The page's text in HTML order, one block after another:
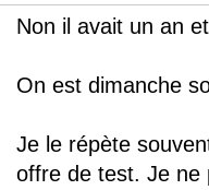
Non il avait un an
On est dimanche
Je le répète
offre de test. Je ne